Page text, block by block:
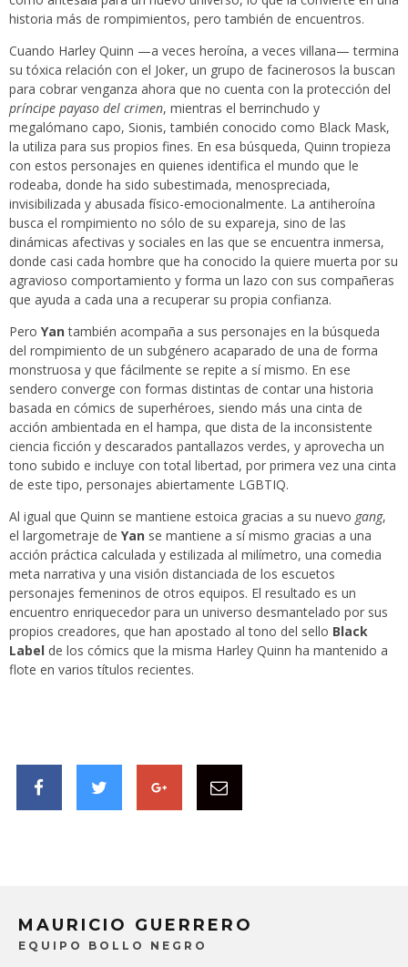
historia más de rompimientos, pero también de encuentros.
Cuando Harley Quinn —a veces heroína, a veces villana— termina
su tóxica relación con el Joker, un grupo de facinerosos la buscan
para cobrar venganza ahora que no cuenta con la protección del
príncipe payaso del crimen, mientras el berrinchudo y
megalómano capo, Sionis, también conocido como Black Mask,
la utiliza para sus propios fines. En esa búsqueda, Quinn tropieza
con estos personajes en quienes identifica el mundo que le
rodeaba, donde ha sido subestimada, menospreciada,
invisibilizada y abusada físico-emocionalmente. La antiheroína
busca el rompimiento no sólo de su expareja, sino de las
dinámicas afectivas y sociales en las que se encuentra inmersa,
donde casi cada hombre que ha conocido la quiere muerta por su
agravioso comportamiento y forma un lazo con sus compañeras
que ayuda a cada una a recuperar su propia confianza.
Pero Yan también acompaña a sus personajes en la búsqueda
del rompimiento de un subgénero acaparado de una de forma
monstruosa y que fácilmente se repite a sí mismo. En ese
sendero converge con formas distintas de contar una historia
basada en cómics de superhéroes, siendo más una cinta de
acción ambientada en el hampa, que dista de la inconsistente
ciencia ficción y descarados pantallazos verdes, y aprovecha un
tono subido e incluye con total libertad, por primera vez una cinta
de este tipo, personajes abiertamente LGBTIQ.
Al igual que Quinn se mantiene estoica gracias a su nuevo gang,
el largometraje de Yan se mantiene a sí mismo gracias a una
acción práctica calculada y estilizada al milímetro, una comedia
meta narrativa y una visión distanciada de los escuetos
personajes femeninos de otros equipos. El resultado es un
encuentro enriquecedor para un universo desmantelado por sus
propios creadores, que han apostado al tono del sello Black
Label de los cómics que la misma Harley Quinn ha mantenido a
flote en varios títulos recientes.
MAURICIO GUERRERO
EQUIPO BOLLO NEGRO